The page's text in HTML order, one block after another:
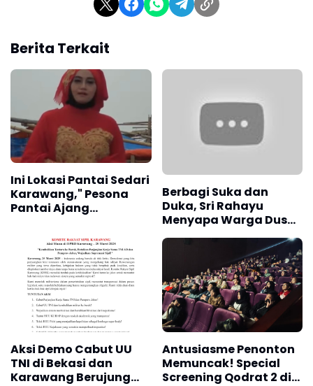
Bagi yang ingin menikmati lagu ini, Baiti Jannati sudah
tersedia di berbagai platform digital. Jangan lupa
untuk mengikuti perjalanan musik Risty Ang melalui
media sosial mereka.
Berita Terkait
Ini Lokasi Pantai Sedari
Karawang," Pesona
Pantai Ajang
Berbagi Suka dan
Duka, Sri Rahayu
Menyapa Warga Dusun
Kampek Karangligar
Aksi Demo Cabut UU
TNI di Bekasi dan
Karawang Berujung
Antusiasme Penonton
Memuncak! Special
Screening Qodrat 2 di